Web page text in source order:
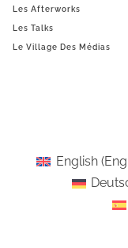
Les Afterworks
Les Talks
Le Village Des Médias
English(